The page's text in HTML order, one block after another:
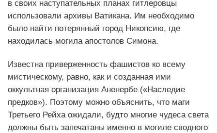
в своих наступательных планах гитлеровцы
использовали архивы Ватикана. Им необходимо
было найти потерянный город Никопсию, где
находилась могила апостолов Симона.
Известна приверженность фашистов ко всему
мистическому, равно, как и созданная ими
оккультная организация Аненербе («Наследие
предков»). Поэтому можно объяснить, что маги
Третьего Рейха ожидали, будто многие чудеса света
должны быть запечатаны именно в могиле сводного